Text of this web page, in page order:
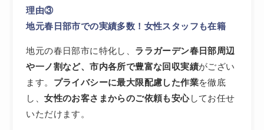
理由③
地元春日部市での実績多数！女性スタッフも在籍
地元の春日部市に特化し、 ララガーデン春日部周辺
や一ノ割など、市内各所で豊富な回収実績がござい
ます。 プライバシーに最大限配慮した作業を徹底
し、女性のお客さまからのご依頼も安心してお任せ
いただけます。